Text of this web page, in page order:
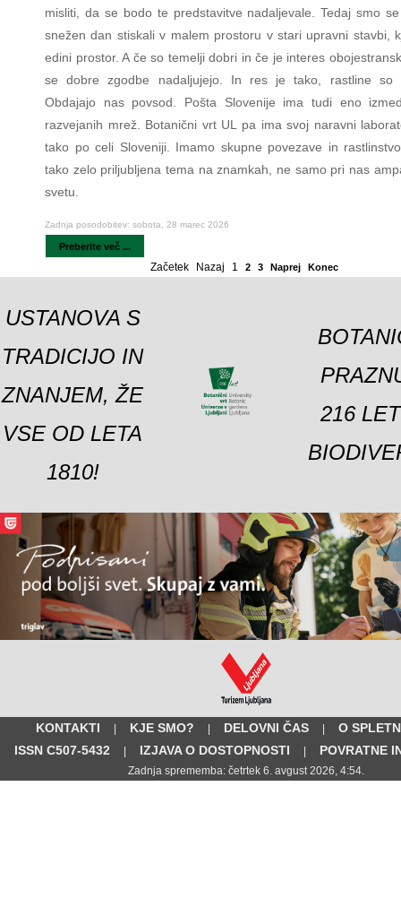
misliti, da se bodo te predstavitve nadaljevale. Tedaj smo
snežen dan stiskali v malem prostoru v stari upravni stavbi,
edini prostor. A če so temelji dobri in če je interes
se dobre zgodbe nadaljujejo. In res je tako, rastline so
Obdajajo nas povsod. Pošta Slovenije ima tudi eno
razvejanih mrež. Botanični vrt UL pa ima svoj naravni
tako po celi Sloveniji. Imamo skupne povezave in
tako zelo priljubljena tema na znamkah, ne samo pri nas
svetu.
Zadnja posodobitev: sobota, 28 marec 2026
Preberite več ...
Začetek Nazaj 1 2 3 Naprej Konec
USTANOVA S
TRADICIJO IN
ZNANJEM, ŽE
VSE OD LETA
1810!
216
KONTAKTI | KJE SMO? | DELOVNI ČAS |
O
ISSN C507-5432
| IZJAVA O DOSTOPNOSTI | POVRATNE
Zadnja sprememba: četrtek 6. avgust 2026, 4:54.